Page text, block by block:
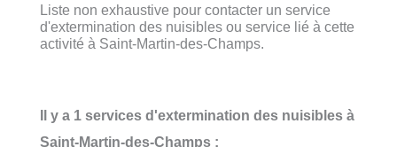
Liste non exhaustive pour contacter un service
d'extermination des nuisibles ou service lié à cette
activité à Saint-Martin-des-Champs.
Il y a 1 services d'extermination des nuisibles à
Saint-Martin-des-Champs :